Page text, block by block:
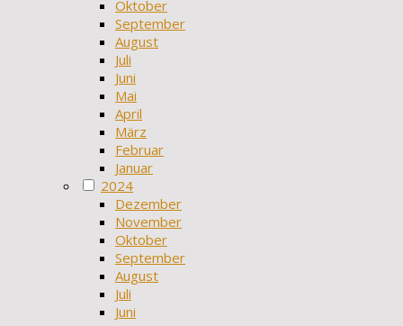
Oktober
September
August
Juli
Juni
Mai
April
März
Februar
Januar
2024
Dezember
November
Oktober
September
August
Juli
Juni